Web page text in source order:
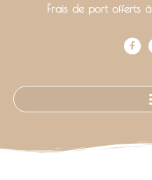
Frais de port offerts